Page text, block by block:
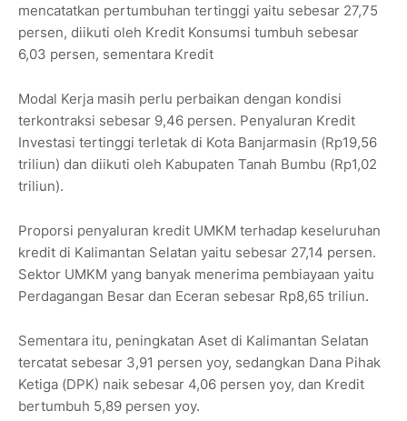
mencatatkan pertumbuhan tertinggi yaitu sebesar 27,75
persen, diikuti oleh Kredit Konsumsi tumbuh sebesar
6,03 persen, sementara Kredit
Modal Kerja masih perlu perbaikan dengan kondisi
terkontraksi sebesar 9,46 persen. Penyaluran Kredit
Investasi tertinggi terletak di Kota Banjarmasin (Rp19,56
triliun) dan diikuti oleh Kabupaten Tanah Bumbu (Rp1,02
triliun).
Proporsi penyaluran kredit UMKM terhadap keseluruhan
kredit di Kalimantan Selatan yaitu sebesar 27,14 persen.
Sektor UMKM yang banyak menerima pembiayaan yaitu
Perdagangan Besar dan Eceran sebesar Rp8,65 triliun.
Sementara itu, peningkatan Aset di Kalimantan Selatan
tercatat sebesar 3,91 persen yoy, sedangkan Dana Pihak
Ketiga (DPK) naik sebesar 4,06 persen yoy, dan Kredit
bertumbuh 5,89 persen yoy.